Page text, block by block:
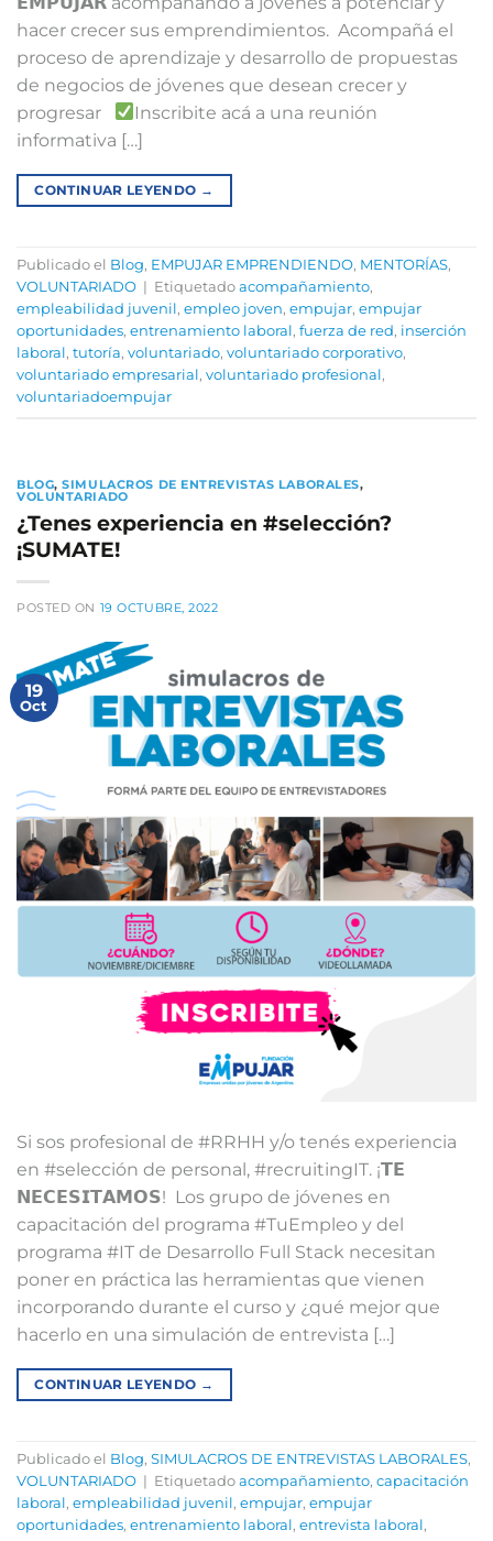
hacer crecer sus emprendimientos.⁣ ⁣ Acompañá el
proceso de aprendizaje y desarrollo de propuestas
de negocios de jóvenes que desean crecer y
progresar⁣
Inscribite acá a una reunión
informativa […]
CONTINUAR LEYENDO →
Publicado el Blog, EMPUJAR EMPRENDIENDO, MENTORÍAS,
VOLUNTARIADO
Etiquetado acompañamiento,
empleabilidad juvenil , empleo joven, empujar, empujar
oportunidades, entrenamiento laboral , fuerza de red, inserción
laboral , tutoría, voluntariado, voluntariado corporativo,
voluntariado empresarial , voluntariado profesional ,
voluntariadoempujar
BLOG,SIMULACROS DE ENTREVISTAS LABORALES,
VOLUNTARIADO
¿Tenes experiencia en #selección?
¡SUMATE!
POSTED ON 19 OCTUBRE, 2022
19
Oct
Si sos profesional de #RRHH y/o tenés experiencia
en #selección de personal, #recruitingIT.⁣⁣ ¡𝗧𝗘
𝗡𝗘𝗖𝗘𝗦𝗜𝗧𝗔𝗠𝗢𝗦! ⁣⁣⁣ Los grupo de jóvenes en
capacitación del programa #TuEmpleo y del
programa #IT de Desarrollo Full Stack necesitan
poner en práctica las herramientas que vienen
incorporando durante el curso y ¿qué mejor que
hacerlo en una simulación de entrevista […]
CONTINUAR LEYENDO →
Publicado el Blog, SIMULACROS DE ENTREVISTAS LABORALES,
VOLUNTARIADO
Etiquetado acompañamiento, capacitación
laboral , empleabilidad juvenil , empujar, empujar
oportunidades, entrenamiento laboral , entrevista laboral ,